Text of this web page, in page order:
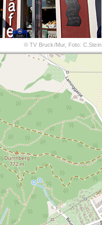
© TV Bruck/Mur, Foto: C.Stein